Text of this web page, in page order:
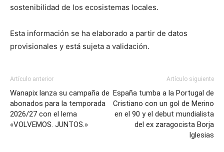
sostenibilidad de los ecosistemas locales.
Esta información se ha elaborado a partir de datos
provisionales y está sujeta a validación.
Artículo anterior
Wanapix lanza su campaña de
abonados para la temporada
2026/27 con el lema
«VOLVEMOS. JUNTOS.»
Artículo siguiente
España tumba a la Portugal de
Cristiano con un gol de Merino
en el 90 y el debut mundialista
del ex zaragocista Borja
Iglesias